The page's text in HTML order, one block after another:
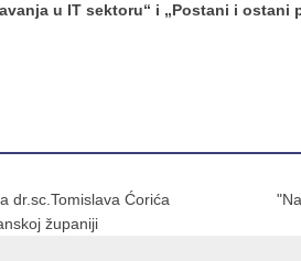
u IT sektoru“ i „Postani i ostani
dr.sc.Tomislava Ćorića
županiji